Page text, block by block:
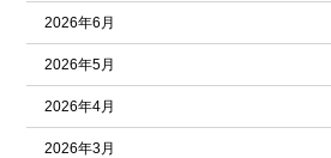
2026年6月
2026年5月
2026年4月
2026年3月